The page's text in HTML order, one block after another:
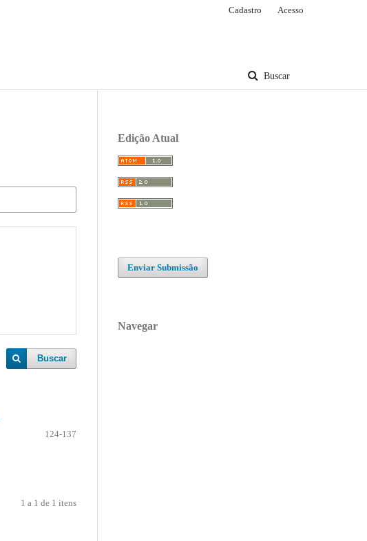
Buscar
Cadastro Acesso
Buscar
124-137
1 a 1 de 1 itens
Edição Atual
Enviar Submissão
Navegar